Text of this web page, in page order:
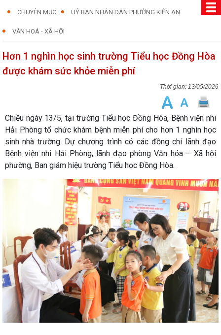
CHUYÊN MỤC UỶ BAN NHÂN DÂN PHƯỜNG KIẾN AN
VĂN HOÁ - XÃ HỘI
Hơn 1 nghìn học sinh trường Tiểu học Đồng Hòa
được khám sức khỏe miễn phí
13/05/2026
Chiều ngày 13/5, tại trường Tiểu học Đồng Hòa, Bệnh viện nhi
Hải Phòng tổ chức khám bệnh miễn phí cho hơn 1 nghìn học
sinh nhà trường. Dự chương trình có các đồng chí lãnh đạo
Bệnh viện nhi Hải Phòng, lãnh đạo phòng Văn hóa – Xã hội
phường, Ban giám hiệu trường Tiểu học Đồng Hòa.